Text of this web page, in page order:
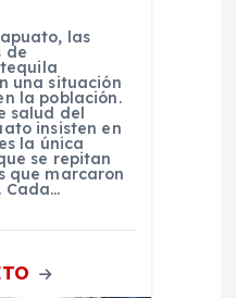
las
de
una situación
la población.
salud del
insisten en
la única
se repitan
que marcaron
Cada…